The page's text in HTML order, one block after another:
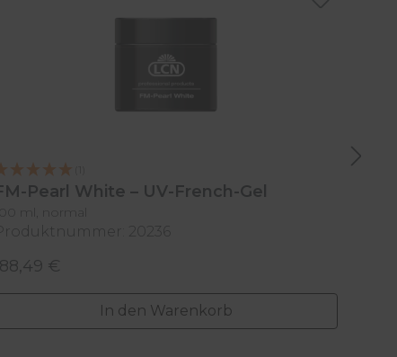
Pearl White – UV-French-Gel
20236
Preis:
€
In den Warenkorb